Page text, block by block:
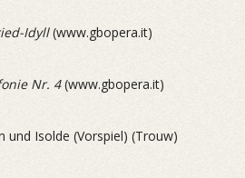
Idyll(www.gbopera.it)
Nr. 4(www.gbopera.it)
und Isolde (Vorspiel) (Trouw)